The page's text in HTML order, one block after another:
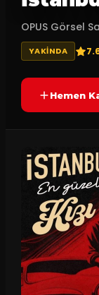
OPUS Görsel
YAKINDA
Hemen